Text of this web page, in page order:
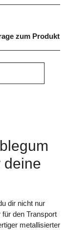
zum Produkt
deine
dir nicht nur
den Transport
metallisierter